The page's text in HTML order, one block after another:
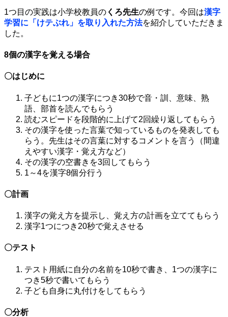
1つ目の実践は小学校教員の くろ先生の例です。今回は漢字
学習に「けテぶれ」を取り入れた方法を紹介していただきま
した。
8個の漢字を覚える場合
〇はじめに
子どもに1つの漢字につき30秒で音・訓、意味、熟
語、部首を読んでもらう
読むスピードを段階的に上げて2回繰り返してもらう
その漢字を使った言葉で知っているものを発表しても
らう。先生はその言葉に対するコメントを言う（間違
えやすい漢字・覚え方など）
その漢字の空書きを3回してもらう
1～4を漢字8個分行う
〇計画
漢字の覚え方を提示し、覚え方の計画を立ててもらう
漢字1つにつき20秒で覚えさせる
〇テスト
テスト用紙に自分の名前を10秒で書き、1つの漢字に
つき5秒で書いてもらう
子ども自身に丸付けをしてもらう
〇分析